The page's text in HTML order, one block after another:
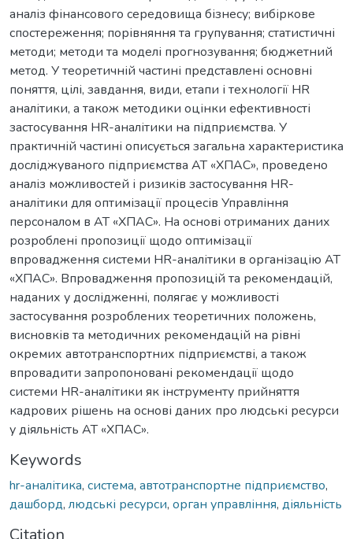
аналіз фінансового середовища бізнесу; вибіркове
спостереження; порівняння та групування; статистичні
методи; методи та моделі прогнозування; бюджетний
метод. У теоретичній частині представлені основні
поняття, цілі, завдання, види, етапи і технології HR
аналітики, а також методики оцінки ефективності
застосування HR-аналітики на підприємства. У
практичній частині описується загальна характеристика
досліджуваного підприємства АТ «ХПАС», проведено
аналіз можливостей і ризиків застосування HR-
аналітики для оптимізації процесів Управління
персоналом в АТ «ХПАС». На основі отриманих даних
розроблені пропозиції щодо оптимізації
впровадження системи HR-аналітики в організацію АТ
«ХПАС». Впровадження пропозицій та рекомендацій,
наданих у дослідженні, полягає у можливості
застосування розроблених теоретичних положень,
висновків та методичних рекомендацій на рівні
окремих автотранспортних підприємстві, а також
впровадити запропоновані рекомендації щодо
системи HR-аналітики як інструменту прийняття
кадрових рішень на основі даних про людські ресурси
у діяльність АТ «ХПАС».
Keywords
hr-аналітика, система, автотранспортне підприємство,
дашборд, людські ресурси, орган управління, діяльність
Citation